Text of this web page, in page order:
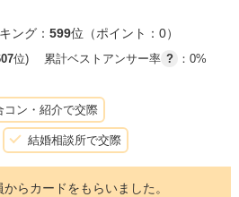
ング： 599位（ポイント：0）
位) 累計ベストアンサー率 ?
：0%
コン・紹介で交際
結婚相談所で交際
らカードをもらいました。